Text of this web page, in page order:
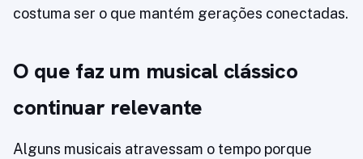
costuma ser o que mantém gerações conectadas.
O que faz um musical clássico
continuar relevante
Alguns musicais atravessam o tempo porque